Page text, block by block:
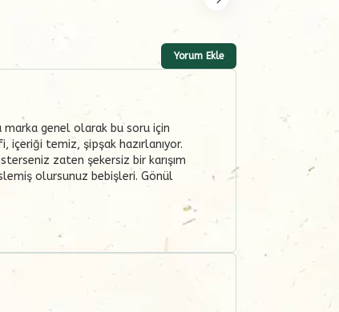
Yorum Ekle
marka genel olarak bu soru için
temiz, şipşak hazırlanıyor.
zaten şekersiz bir karışım
olursunuz bebişleri. Gönül